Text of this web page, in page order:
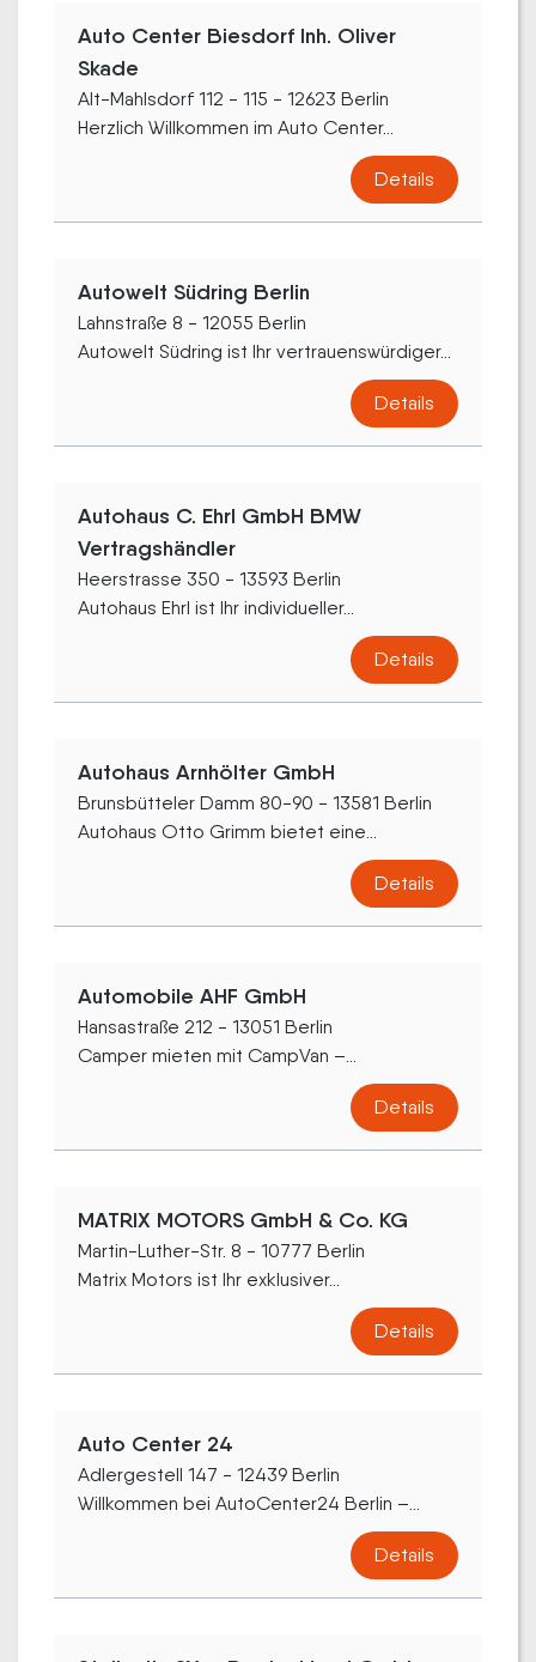
Auto Center Biesdorf Inh. Oliver
Skade
Alt-Mahlsdorf 112 - 115 - 12623 Berlin
Herzlich Willkommen im Auto Center...
Details
Autowelt Südring Berlin
Lahnstraße 8 - 12055 Berlin
Autowelt Südring ist Ihr vertrauenswürdiger...
Details
Autohaus C. Ehrl GmbH BMW
Vertragshändler
Heerstrasse 350 - 13593 Berlin
Autohaus Ehrl ist Ihr individueller...
Details
Autohaus Arnhölter GmbH
Brunsbütteler Damm 80-90 - 13581 Berlin
Autohaus Otto Grimm bietet eine...
Details
Automobile AHF GmbH
Hansastraße 212 - 13051 Berlin
Camper mieten mit CampVan –...
Details
MATRIX MOTORS GmbH & Co. KG
Martin-Luther-Str. 8 - 10777 Berlin
Matrix Motors ist Ihr exklusiver...
Details
Auto Center 24
Adlergestell 147 - 12439 Berlin
Willkommen bei AutoCenter24 Berlin –...
Details